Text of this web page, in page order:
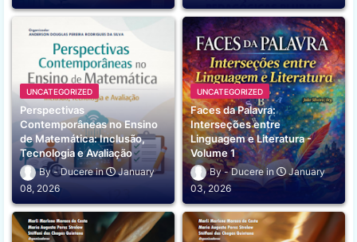
UNCATEGORIZED
Perspectivas
Contemporâneas no Ensino
de Matemática: Inclusão,
Tecnologia e Avaliação
Ducere
January
08, 2026
UNCATEGORIZED
Faces da Palavra:
Interseções entre
Linguagem e Literatura -
Volume 1
Ducere
January
03, 2026